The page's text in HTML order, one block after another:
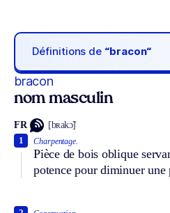
Définitions de “bracon“
bracon
nom masculin
FR [bʀakɔ̃]
Charpentage.
Pièce de bois oblique
potence pour diminuer une
1